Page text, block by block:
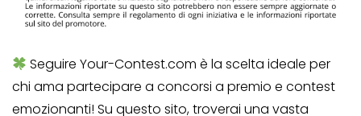
Seguire Your-Contest.com è la scelta ideale per
chi ama partecipare a concorsi a premio e contest
emozionanti! Su questo sito, troverai una vasta